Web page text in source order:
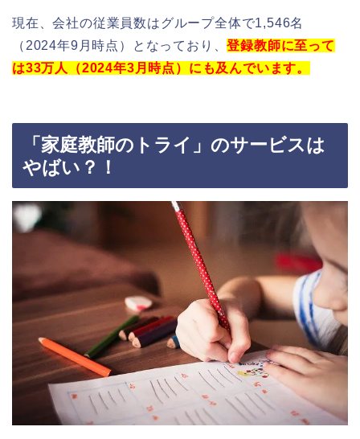
現在、会社の従業員数はグループ全体で1,546名
（2024年9月時点）となっており、登録教師に至って
は33万人（2024年3月時点）にも及んでいます。
「家庭教師のトライ」のサービスは
やばい？！